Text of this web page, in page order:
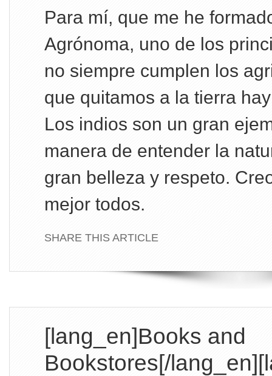
Para mí, que me he
Agrónoma, uno de los
no siempre cumplen los
que quitamos a la tierra
Los indios son un gran
manera de entender la
gran belleza y respeto.
mejor todos.
SHARE THIS ARTICLE
[lang_en]Books and
Bookstores[/